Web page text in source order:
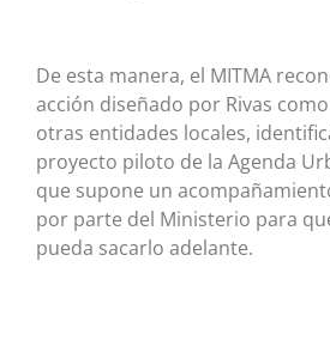
De esta manera, el MITMA
acción diseñado por Rivas
otras entidades locales,
proyecto piloto de la Agenda
que supone un
por parte del Ministerio para
pueda sacarlo adelante.